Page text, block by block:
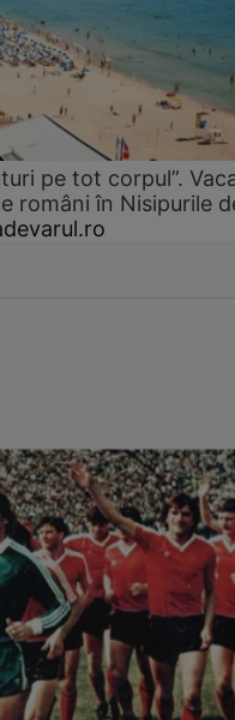
pe tot corpul”.
români în Nisipurile